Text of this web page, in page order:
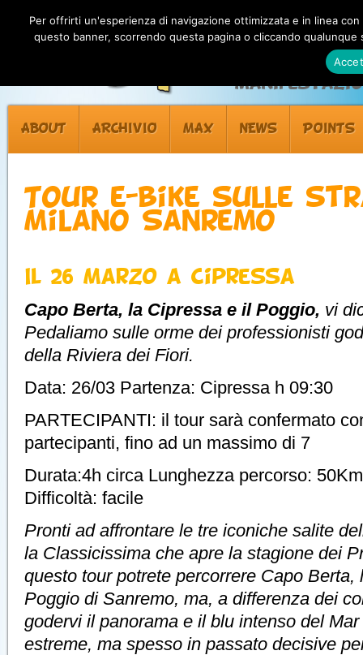
ABOUT ARCHIVIO MAX NEWS POINTS
Tour e-bike sulle
Milano Sanremo
Il 26 Marzo a Cipressa
Capo Berta, la Cipressa e il Poggio, vi
Pedaliamo sulle orme dei professionisti
della Riviera dei Fiori.
Data: 26/03 Partenza: Cipressa h 09:30
PARTECIPANTI: il tour sarà confermato
partecipanti, fino ad un massimo di 7
Durata:4h circa Lunghezza percorso:
Difficoltà: facile
Pronti ad affrontare le tre iconiche salite
la Classicissima che apre la stagione dei
questo tour potrete percorrere Capo Berta,
Poggio di Sanremo, ma, a differenza dei
godervi il panorama e il blu intenso del
estreme, ma spesso in passato decisive
Per offrirti un'esperienza di navigazione ottimizzata e in linea
questo banner, scorrendo questa pagina o cliccando